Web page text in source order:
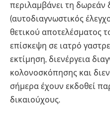
περιλαμβάνει τη δωρεάν
(αυτοδιαγνωστικός
θετικού αποτελέσματος
επίσκεψη σε ιατρό
εκτίμηση, διενέργεια
κολονοσκόπησης και
σήμερα έχουν εκδοθεί
δικαιούχους.